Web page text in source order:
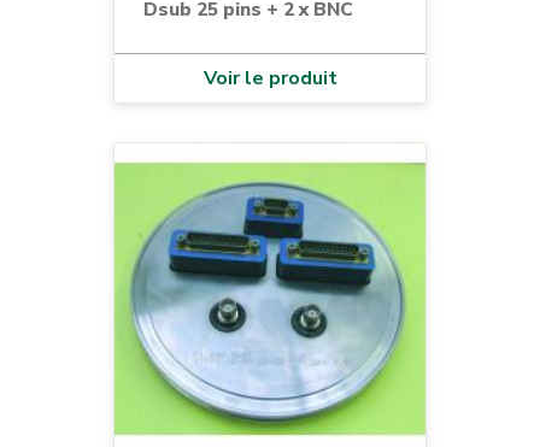
Dsub 25 pins + 2 x BNC
Voir le produit